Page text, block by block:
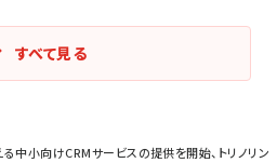
中小向けCRMサービスの提供を開始、トリノリン
すべて見る